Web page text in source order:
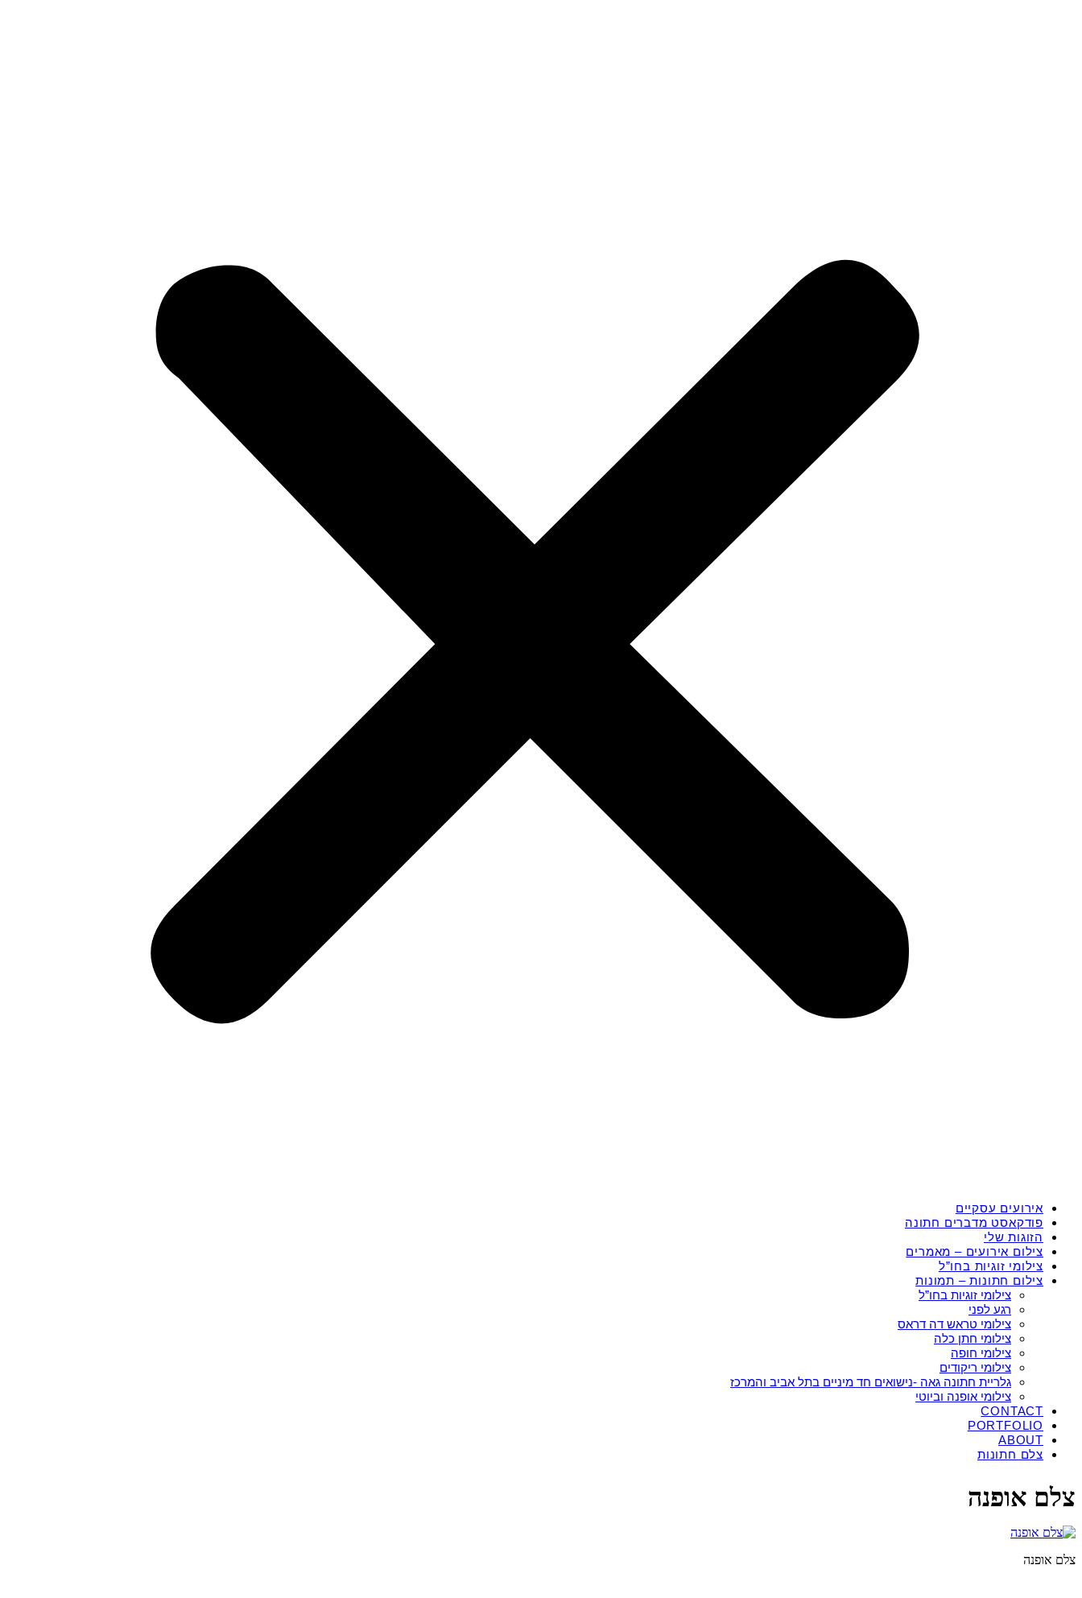
אירועים עסקיים
פודקאסט מדברים חתונה
הזוגות שלי
צילום אירועים – מאמרים
צילומי זוגיות בחו”ל
צילום חתונות – תמונות
צילומי זוגיות בחו”ל
רגע לפני
צילומי טראש דה דראס
צילומי חתן כלה
צילומי חופה
צילומי ריקודים
גלריית חתונה גאה -נישואים חד מיניים בתל אביב והמרכז
צילומי אופנה וביוטי
CONTACT
PORTFOLIO
ABOUT
צלם חתונות
צלם אופנה
צלם אופנה